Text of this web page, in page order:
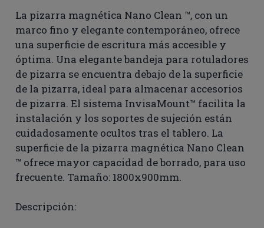
La pizarra magnética Nano Clean ™, con un
marco fino y elegante contemporáneo, ofrece
una superficie de escritura más accesible y
óptima. Una elegante bandeja para rotuladores
de pizarra se encuentra debajo de la superficie
de la pizarra, ideal para almacenar accesorios
de pizarra. El sistema InvisaMount™ facilita la
instalación y los soportes de sujeción están
cuidadosamente ocultos tras el tablero. La
superficie de la pizarra magnética Nano Clean
™ ofrece mayor capacidad de borrado, para uso
frecuente. Tamaño: 1800x900mm.
Descripción: